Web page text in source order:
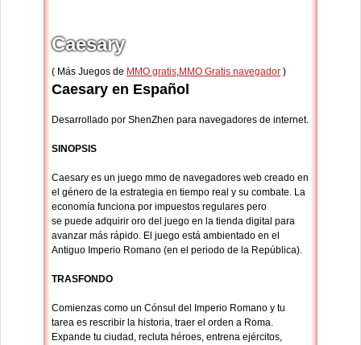
Caesary
( Más Juegos de MMO gratis,MMO Gratis navegador )
Caesary en Español
Desarrollado por ShenZhen para navegadores de internet.
SINOPSIS
Caesary es un juego mmo de navegadores web creado en
el género de la estrategia en tiempo real y su combate. La
economía funciona por impuestos regulares pero
se puede adquirir oro del juego en la tienda digital para
avanzar más rápido. El juego está ambientado en el
Antiguo Imperio Romano (en el periodo de la República).
TRASFONDO
Comienzas como un Cónsul del Imperio Romano y tu
tarea es rescribir la historia, traer el orden a Roma.
Expande tu ciudad, recluta héroes, entrena ejércitos,